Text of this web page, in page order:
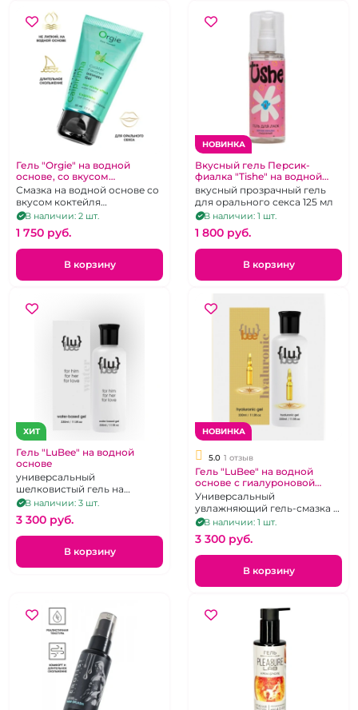
Гель "Orgie" на водной
основе, со вкусом
кайпириньи, 50 мл
Смазка на водной основе со
вкусом коктейля
кайпириньи.
В наличии: 2 шт.
1 750 pуб.
В корзину
НОВИНКА
Вкусный гель Персик-
фиалка "Tishe" на водной
основе съедобный, 125 мл
вкусный прозрачный гель
для орального секса 125 мл
В наличии: 1 шт.
1 800 pуб.
В корзину
ХИТ
Гель "LuBee" на водной
основе
универсальный
шелковистый гель на
водной основе, 330 мл, без
вкуса и запаха
В наличии: 3 шт.
3 300 pуб.
В корзину
НОВИНКА
5.0 1 отзыв
Гель "LuBee" на водной
основе с гиалуроновой
кислотой 330 мл
Универсальный
увлажняющий гель-смазка с
4D-гиалуроновой кислотой
для длительного
скольжения
В наличии: 1 шт.
3 300 pуб.
В корзину